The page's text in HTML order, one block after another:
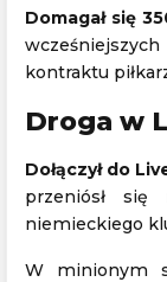
Domagał się
kontraktu
Droga w
Dołączył do
przeniósł
niemieckiego
W minionym